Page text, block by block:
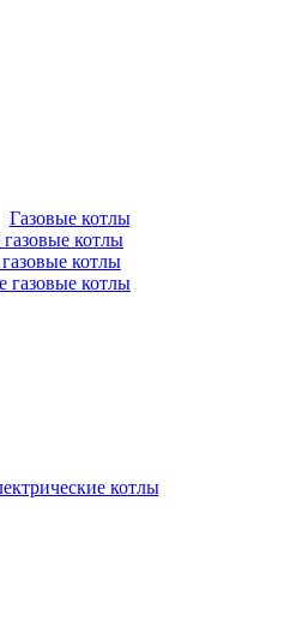
Газовые котлы
котлы
котлы
газовые котлы
котлы